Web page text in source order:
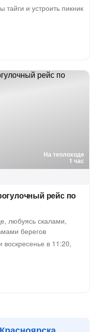
тайги и устроить пикник
На теплоходе
1 час
рейс по
любуясь скалами,
берегов
воскресенье в 11:20,